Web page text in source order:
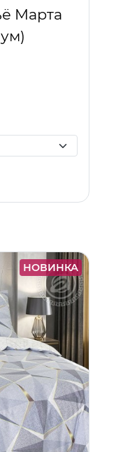
Марта
НОВИНКА